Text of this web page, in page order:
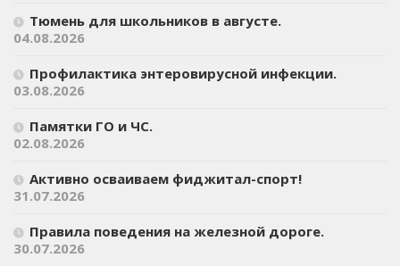
Тюмень для школьников в августе.
04.08.2026
Профилактика энтеровирусной инфекции.
03.08.2026
Памятки ГО и ЧС.
02.08.2026
Активно осваиваем фиджитал-спорт!
31.07.2026
Правила поведения на железной дороге.
30.07.2026